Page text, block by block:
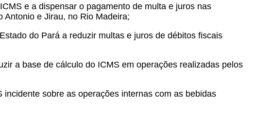
e a dispensar o pagamento de multa e juros nas
Antonio e Jirau, no Rio Madeira;
do Pará a reduzir multas e juros de débitos fiscais
a base de cálculo do ICMS em operações realizadas pelos
sobre as operações internas com as bebidas